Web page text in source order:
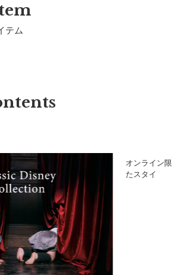
〜28cm
ぐ〜2歳まで
きさが異なる場合があります。
れ防止のため、一般的なスタイよりも、首
テム
オンライン
たスタイ